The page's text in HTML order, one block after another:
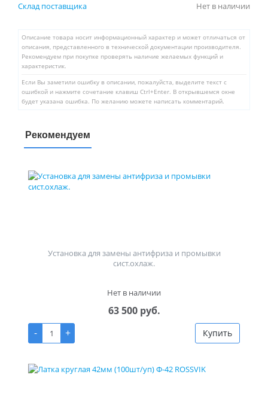
Склад поставщика Нет в наличии
Описание товара носит информационный характер и может отличаться от
описания, представленного в технической документации производителя.
Рекомендуем при покупке проверять наличие желаемых функций и
характеристик.
Если Вы заметили ошибку в описании, пожалуйста, выделите текст с
ошибкой и нажмите сочетание клавиш Ctrl+Enter. В открывшемся окне
будет указана ошибка. По желанию можете написать комментарий.
Рекомендуем
Установка для замены антифриза и промывки
сист.охлаж.
Нет в наличии
63 500 руб.
-
+ Купить